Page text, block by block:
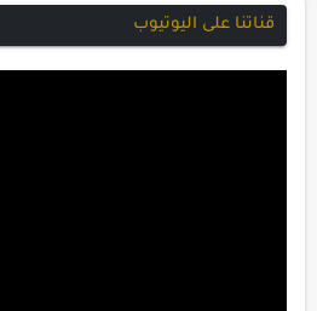
قناتنا على اليوتيوب